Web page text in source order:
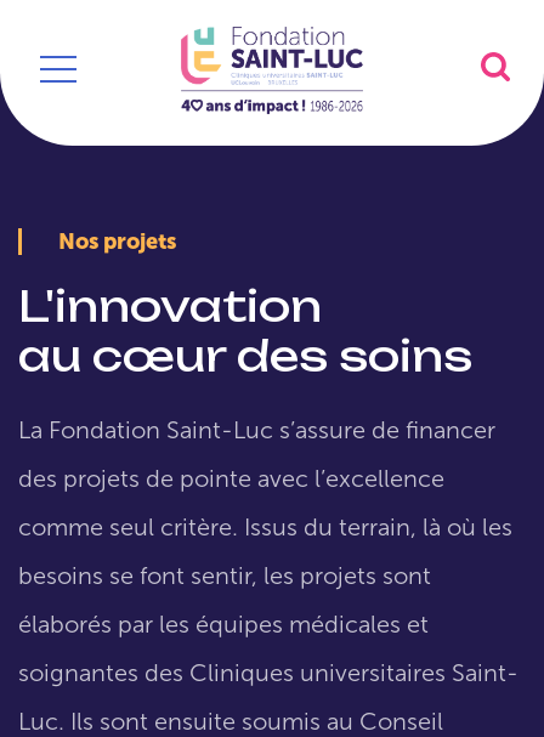
Nos projets
L'innovation
au cœur des soins
La Fondation Saint-Luc s’assure de financer
des projets de pointe avec l’excellence
comme seul critère. Issus du terrain, là où les
besoins se font sentir, les projets sont
élaborés par les équipes médicales et
soignantes des Cliniques universitaires Saint-
Luc. Ils sont ensuite soumis au Conseil